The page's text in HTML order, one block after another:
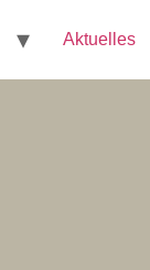
Aktuelles